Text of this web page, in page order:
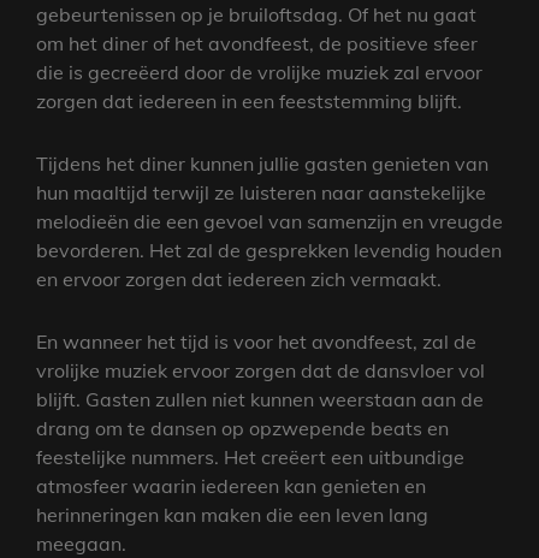
gebeurtenissen op je bruiloftsdag. Of het nu gaat
om het diner of het avondfeest, de positieve sfeer
die is gecreëerd door de vrolijke muziek zal ervoor
zorgen dat iedereen in een feeststemming blijft.
Tijdens het diner kunnen jullie gasten genieten van
hun maaltijd terwijl ze luisteren naar aanstekelijke
melodieën die een gevoel van samenzijn en vreugde
bevorderen. Het zal de gesprekken levendig houden
en ervoor zorgen dat iedereen zich vermaakt.
En wanneer het tijd is voor het avondfeest, zal de
vrolijke muziek ervoor zorgen dat de dansvloer vol
blijft. Gasten zullen niet kunnen weerstaan aan de
drang om te dansen op opzwepende beats en
feestelijke nummers. Het creëert een uitbundige
atmosfeer waarin iedereen kan genieten en
herinneringen kan maken die een leven lang
meegaan.